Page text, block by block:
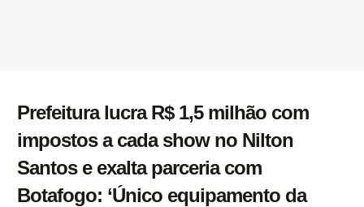
Prefeitura lucra R$ 1,5 milhão com
impostos a cada show no Nilton
Santos e exalta parceria com
Botafogo: ‘Único equipamento da